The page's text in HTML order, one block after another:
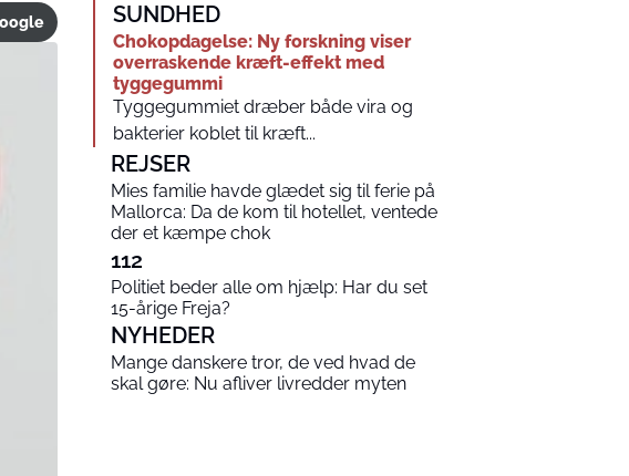
SUNDHED
Chokopdagelse: Ny forskning viser
overraskende kræft-effekt med
tyggegummi
Tyggegummiet dræber både vira og
bakterier koblet til kræft...
REJSER
Mies familie havde glædet sig til ferie på
Mallorca: Da de kom til hotellet, ventede
der et kæmpe chok
112
Politiet beder alle om hjælp: Har du set
15-årige Freja?
NYHEDER
Mange danskere tror, de ved hvad de
skal gøre: Nu afliver livredder myten